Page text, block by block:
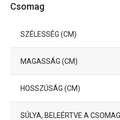
Csomag
SZÉLESSÉG (CM)
MAGASSÁG (CM)
HOSSZÚSÁG (CM)
SÚLYA, BELEÉRTVE A